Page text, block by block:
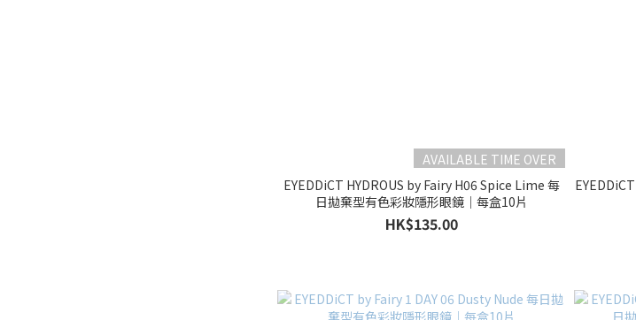
AVAILABLE TIME OVER
EYEDDiCT HYDROUS by Fairy H06 Spice Lime 每
日拋棄型有色彩妝隱形眼鏡｜每盒10片
HK$135.00